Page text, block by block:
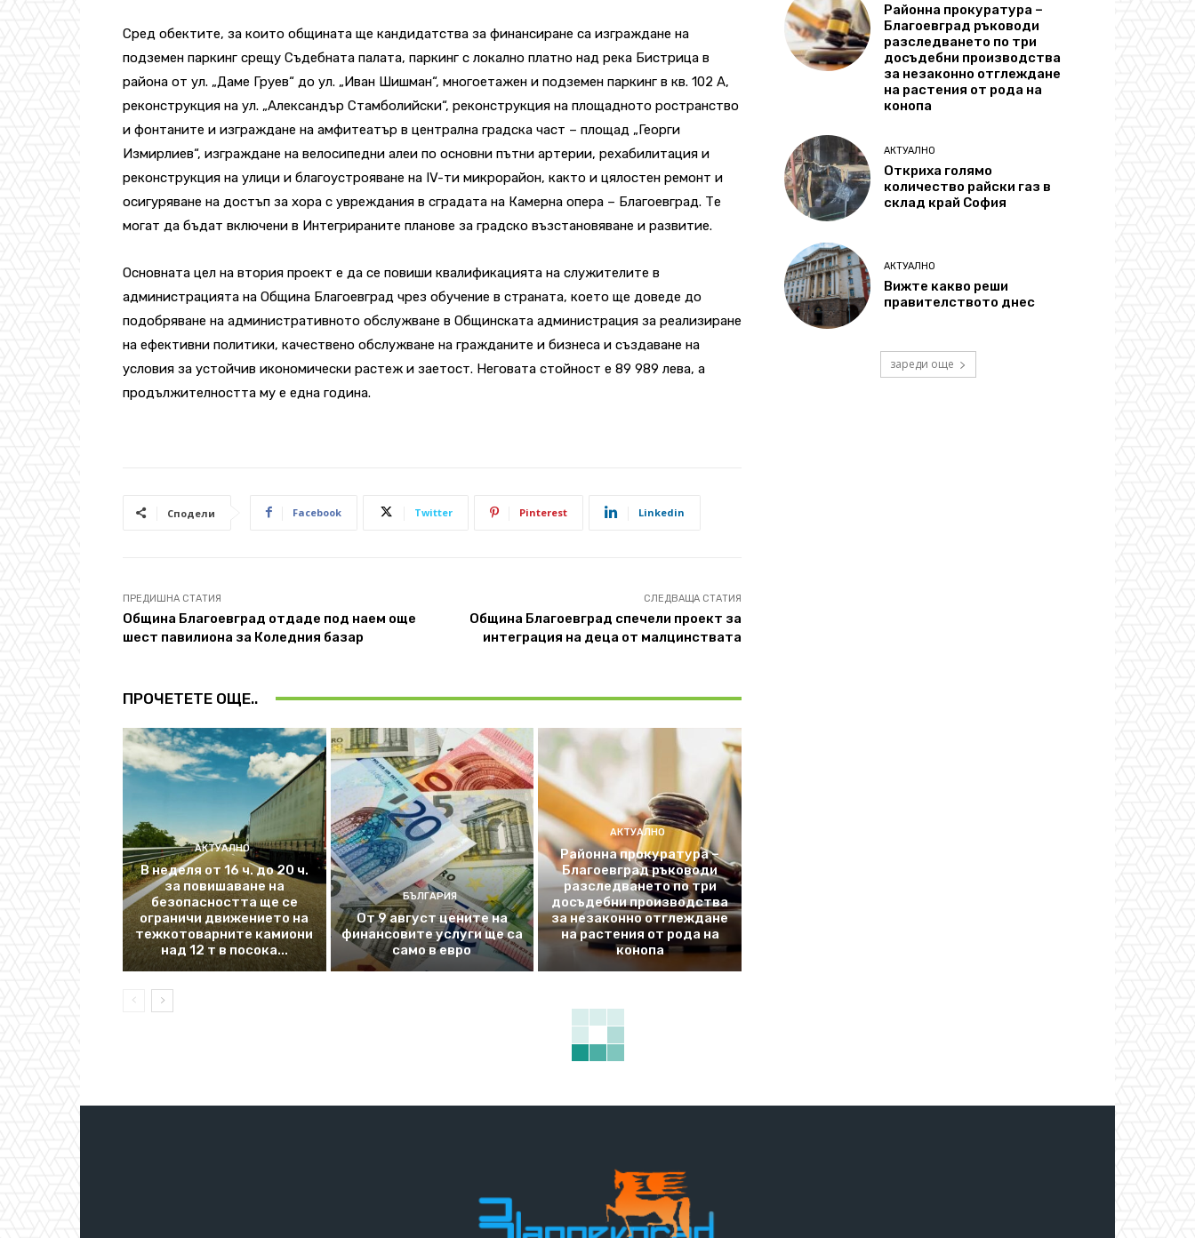
Сред обектите, за които общината ще кандидатства за финансиране са изграждане на
подземен паркинг срещу Съдебната палата, паркинг с локално платно над река Бистрица в
района от ул. „Даме Груев“ до ул. „Иван Шишман“, многоетажен и подземен паркинг в кв. 102 А,
реконструкция на ул. „Александър Стамболийски“, реконструкция на площадното ространство
и фонтаните и изграждане на амфитеатър в централна градска част – площад „Георги
Измирлиев“, изграждане на велосипедни алеи по основни пътни артерии, рехабилитация и
реконструкция на улици и благоустрояване на IV-ти микрорайон, както и цялостен ремонт и
осигуряване на достъп за хора с увреждания в сградата на Камерна опера – Благоевград. Те
могат да бъдат включени в Интегрираните планове за градско възстановяване и развитие.
Основната цел на втория проект е да се повиши квалификацията на служителите в
администрацията на Община Благоевград чрез обучение в страната, което ще доведе до
подобряване на административното обслужване в Общинската администрация за реализиране
на ефективни политики, качествено обслужване на гражданите и бизнеса и създаване на
условия за устойчив икономически растеж и заетост. Неговата стойност е 89 989 лева, а
продължителността му е една година.
Сподели Facebook Twitter Pinterest Linkedin
ПРЕДИШНА СТАТИЯ
Община Благоевград отдаде под наем още
шест павилиона за Коледния базар
СЛЕДВАЩА СТАТИЯ
Община Благоевград спечели проект за
интеграция на деца от малцинствата
ПРОЧЕТЕТЕ ОЩЕ..
АКТУАЛНО
В неделя от 16 ч. до 20 ч.
за повишаване на
безопасността ще се
ограничи движението на
тежкотоварните камиони
над 12 т в посока...
БЪЛГАРИЯ
От 9 август цените на
финансовите услуги ще са
само в евро
АКТУАЛНО
Районна прокуратура –
Благоевград ръководи
разследването по три
досъдебни производства
за незаконно отглеждане
на растения от рода на
конопа
Районна прокуратура –
Благоевград ръководи
разследването по три
досъдебни производства
за незаконно отглеждане
на растения от рода на
конопа
АКТУАЛНО
Откриха голямо
количество райски газ в
склад край София
АКТУАЛНО
Вижте какво реши
правителството днес
зареди още